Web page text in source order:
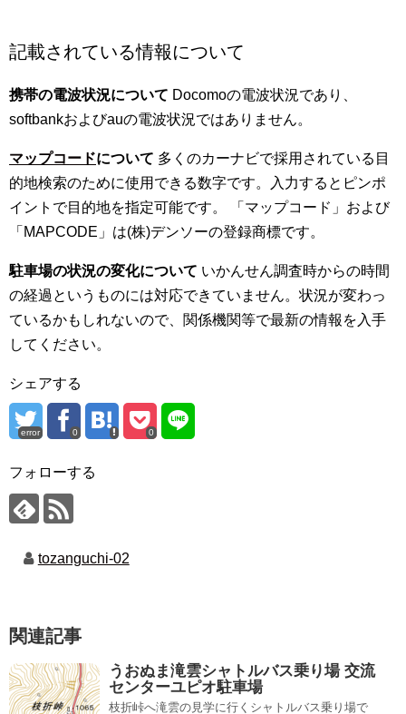
記載されている情報について
携帯の電波状況について Docomoの電波状況であり、
softbankおよびauの電波状況ではありません。
マップコードについて 多くのカーナビで採用されている目
的地検索のために使用できる数字です。入力するとピンポ
イントで目的地を指定可能です。 「マップコード」および
「MAPCODE」は(株)デンソーの登録商標です。
駐車場の状況の変化について いかんせん調査時からの時間
の経過というものには対応できていません。状況が変わっ
ているかもしれないので、関係機関等で最新の情報を入手
してください。
シェアする
error 0 0
フォローする
tozanguchi-02
関連記事
うおぬま滝雲シャトルバス乗り場 交流
センターユピオ駐車場
枝折峠へ滝雲の見学に行くシャトルバス乗り場で